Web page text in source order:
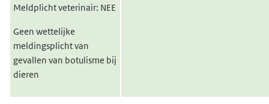
Meldplicht veterinair: NEE
Geen wettelijke
meldingsplicht van
gevallen van botulisme bij
dieren